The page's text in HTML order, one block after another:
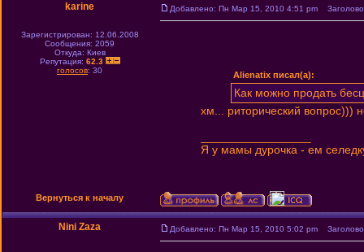
karine
Зарегистрирован: 12.06.2008
Сообщения: 2059
Откуда: Киев
Репутация: 62.3
голосов: 30
Добавлено: Пн Мар 15, 2010 4:51 pm
Alienatix писал(а):
Как можно продать
хм... риторический вопрос)))
Я у мамы дурочка - ем
Вернуться к началу
Nini Zaza Добавлено: Пн Мар 15, 2010 5:02 pm